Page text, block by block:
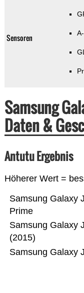
Sensoren
Samsung
Daten &
Antutu Ergebnis
Höherer Wert =
Samsung Galaxy
Samsung Galaxy
(2015)
Samsung Galaxy
Prime